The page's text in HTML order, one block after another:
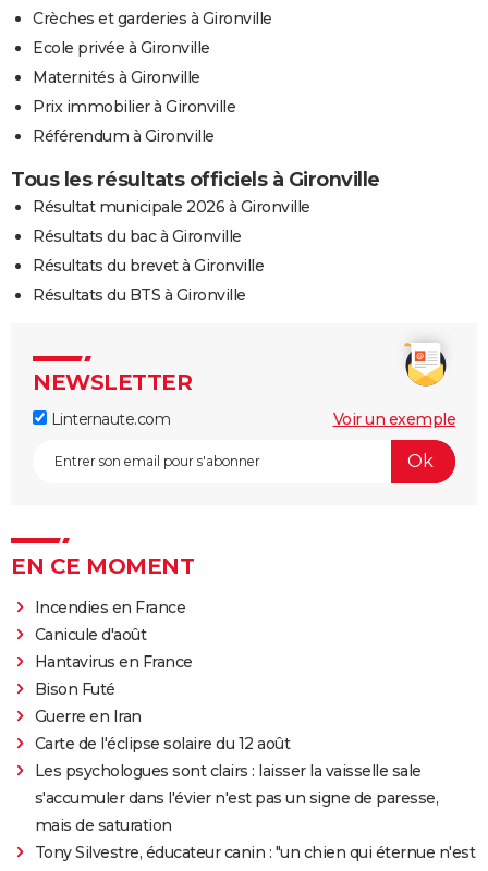
Crèches et garderies à Gironville
Ecole privée à Gironville
Maternités à Gironville
Prix immobilier à Gironville
Référendum à Gironville
Tous les résultats officiels à Gironville
Résultat municipale 2026 à Gironville
Résultats du bac à Gironville
Résultats du brevet à Gironville
Résultats du BTS à Gironville
NEWSLETTER
Linternaute.com Voir un exemple
EN CE MOMENT
Incendies en France
Canicule d'août
Hantavirus en France
Bison Futé
Guerre en Iran
Carte de l'éclipse solaire du 12 août
Les psychologues sont clairs : laisser la vaisselle sale
s'accumuler dans l'évier n'est pas un signe de paresse,
mais de saturation
Tony Silvestre, éducateur canin : "un chien qui éternue n'est